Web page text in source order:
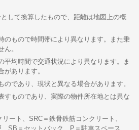
して換算したもので、距離は地図上の概
のもので時間帯により異なります。また乗
ん。
平均時間で交通状況により異なります。ま
があります。
のであり、現状と異なる場合があります。
すものであり、実際の物件所在地とは異な
ート、SRC＝鉄骨鉄筋コンクリート、
SB＝セットバック、P＝駐車スペース、